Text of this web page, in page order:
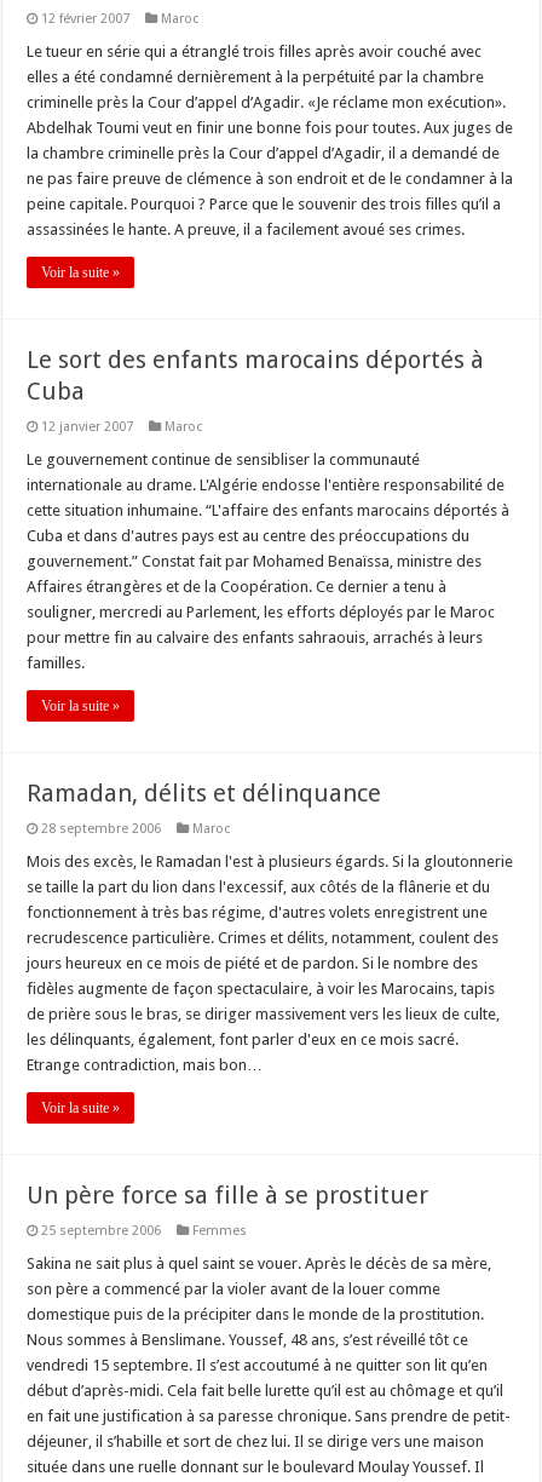
12 février 2007 Maroc
Le tueur en série qui a étranglé trois filles après avoir couché avec
elles a été condamné dernièrement à la perpétuité par la chambre
criminelle près la Cour d’appel d’Agadir. «Je réclame mon exécution».
Abdelhak Toumi veut en finir une bonne fois pour toutes. Aux juges de
la chambre criminelle près la Cour d’appel d’Agadir, il a demandé de
ne pas faire preuve de clémence à son endroit et de le condamner à la
peine capitale. Pourquoi ? Parce que le souvenir des trois filles qu’il a
assassinées le hante. A preuve, il a facilement avoué ses crimes.
Voir la suite »
Le sort des enfants marocains déportés à
Cuba
12 janvier 2007 Maroc
Le gouvernement continue de sensibliser la communauté
internationale au drame. L'Algérie endosse l'entière responsabilité de
cette situation inhumaine. “L'affaire des enfants marocains déportés à
Cuba et dans d'autres pays est au centre des préoccupations du
gouvernement.” Constat fait par Mohamed Benaïssa, ministre des
Affaires étrangères et de la Coopération. Ce dernier a tenu à
souligner, mercredi au Parlement, les efforts déployés par le Maroc
pour mettre fin au calvaire des enfants sahraouis, arrachés à leurs
familles.
Voir la suite »
Ramadan, délits et délinquance
28 septembre 2006 Maroc
Mois des excès, le Ramadan l'est à plusieurs égards. Si la gloutonnerie
se taille la part du lion dans l'excessif, aux côtés de la flânerie et du
fonctionnement à très bas régime, d'autres volets enregistrent une
recrudescence particulière. Crimes et délits, notamment, coulent des
jours heureux en ce mois de piété et de pardon. Si le nombre des
fidèles augmente de façon spectaculaire, à voir les Marocains, tapis
de prière sous le bras, se diriger massivement vers les lieux de culte,
les délinquants, également, font parler d'eux en ce mois sacré.
Etrange contradiction, mais bon…
Voir la suite »
Un père force sa fille à se prostituer
25 septembre 2006 Femmes
Sakina ne sait plus à quel saint se vouer. Après le décès de sa mère,
son père a commencé par la violer avant de la louer comme
domestique puis de la précipiter dans le monde de la prostitution.
Nous sommes à Benslimane. Youssef, 48 ans, s’est réveillé tôt ce
vendredi 15 septembre. Il s’est accoutumé à ne quitter son lit qu’en
début d’après-midi. Cela fait belle lurette qu’il est au chômage et qu’il
en fait une justification à sa paresse chronique. Sans prendre de petit-
déjeuner, il s’habille et sort de chez lui. Il se dirige vers une maison
située dans une ruelle donnant sur le boulevard Moulay Youssef. Il